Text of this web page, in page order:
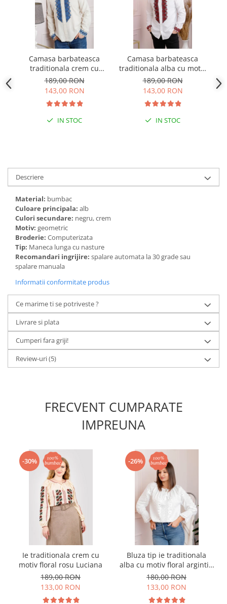
Camasa barbateasca
traditionala crem cu
motiv geometric albastru
Petru 05
189,00 RON
143,00 RON
IN STOC
Camasa barbateasca
traditionala alba cu motiv
geometric rosu Petru 07
189,00 RON
143,00 RON
IN STOC
Descriere
Material: bumbac
Culoare principala: alb
Culori secundare: negru, crem
Motiv: geometric
Broderie: Computerizata
Tip: Maneca lunga cu nasture
Recomandari ingrijire: spalare automata la 30 grade sau
spalare manuala
Informatii conformitate produs
Ce marime ti se potriveste ?
Livrare si plata
Cumperi fara griji!
Review-uri(5)
FRECVENT CUMPARATE
IMPREUNA
-30%
Ie traditionala crem cu
motiv floral rosu Luciana
189,00 RON
133,00 RON
-26%
Bluza tip ie traditionala
alba cu motiv floral argintiu
Angelica 02
180,00 RON
133,00 RON